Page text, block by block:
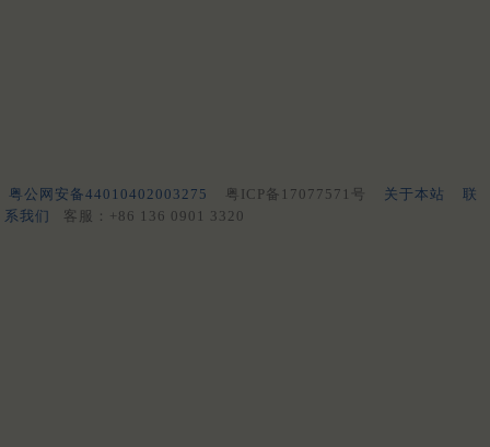
粤公网安备44010402003275 粤ICP备17077571号 关于本站
联
系我们
客服：+86 136 0901 3320